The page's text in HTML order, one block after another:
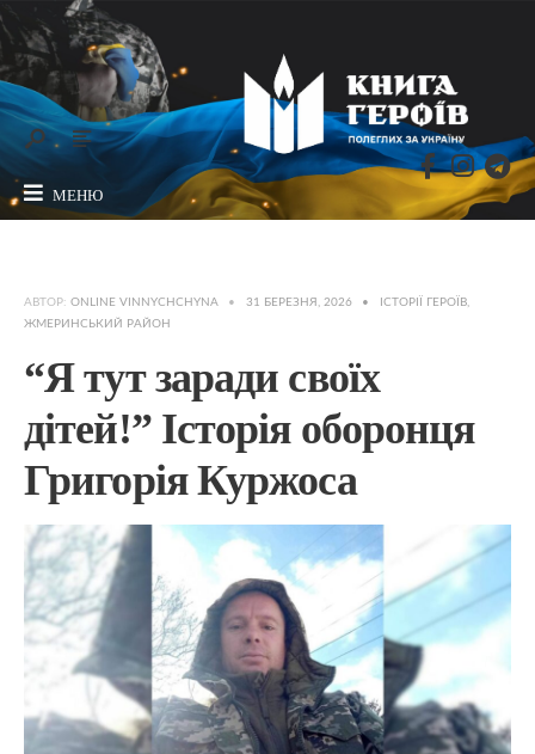
МЕНЮ
АВТОР: ONLINE VINNYCHCHYNA • 31 БЕРЕЗНЯ, 2026 • ІСТОРІЇ ГЕРОЇВ,
ЖМЕРИНСЬКИЙ РАЙОН
“Я тут заради своїх
дітей!” Історія оборонця
Григорія Куржоса